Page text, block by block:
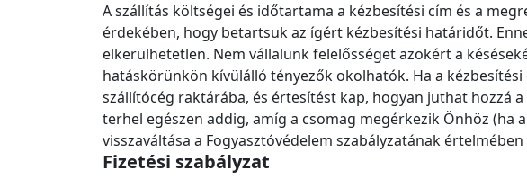
A szállítás költségei és időtartama a kézbesítési cím és a
érdekében, hogy betartsuk az ígért kézbesítési határidőt.
elkerülhetetlen. Nem vállalunk felelősséget azokért a
hatáskörünkön kívülálló tényezők okolhatók. Ha a
szállítócég raktárába, és értesítést kap, hogyan juthat hozzá
terhel egészen addig, amíg a csomag megérkezik Önhöz (ha
visszaváltása a Fogyasztóvédelem szabályzatának
Fizetési szabályzat